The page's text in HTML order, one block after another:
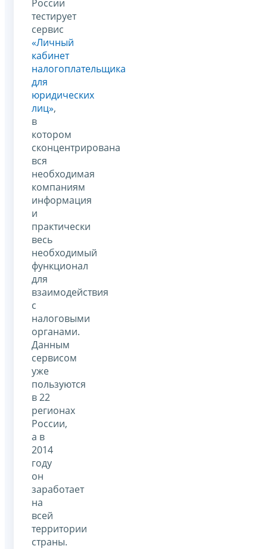
России
тестирует
сервис
«Личный
кабинет
налогоплательщика
для
юридических
лиц»,
в
котором
сконцентрирована
вся
необходимая
компаниям
информация
и
практически
весь
необходимый
функционал
для
взаимодействия
с
налоговыми
органами.
Данным
сервисом
уже
пользуются
в 22
регионах
России,
а в
2014
году
он
заработает
на
всей
территории
страны.